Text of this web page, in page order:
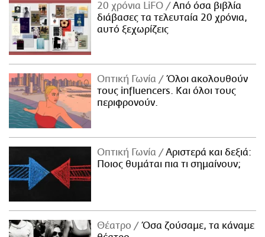
20 χρόνια LiFO
Από όσα βιβλία
διάβασες τα τελευταία 20 χρόνια,
αυτό ξεχωρίζεις
Οπτική Γωνία
Όλοι ακολουθούν
τους influencers. Και όλοι τους
περιφρονούν.
Οπτική Γωνία
Αριστερά και δεξιά:
Ποιος θυμάται πια τι σημαίνουν;
Θέατρο
Όσα ζούσαμε, τα κάναμε